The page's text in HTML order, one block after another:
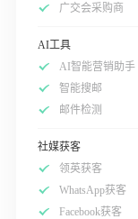
广交会采购商
AI工具
AI智能营销助手
智能搜邮
邮件检测
社媒获客
领英获客
WhatsApp获客
Facebook获客